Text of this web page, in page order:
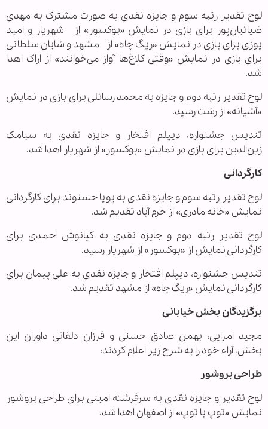
لوح تقدیر رتبه سوم و جایزه نقدی به صورت مشترک به مهدی
ضیائیان‌‎پور برای بازی در نمایش «بوکسور» از شهریار و امید
یوزی برای بازی در نمایش «ریگ چاه» از مشهد و شایان سلطانی
برای بازی در نمایش «وقتی کلاغ‌ها آواز می‌خوانند» از اراک اهدا
شد.
لوح تقدیر رتبه دوم و جایزه به محمد رسائلی برای بازی در نمایش
«آشیانه» از رشت رسید.
تندیس جشنواره، دیپلم افتخار و جایزه نقدی به سیامک
زین‌الدین برای بازی در نمایش «بوکسور» از شهریار اهدا شد.
کارگردانی
لوح تقدیر رتبه سوم و جایزه نقدی به پویا حسنوند برای کارگردانی
نمایش «خانه مادری» از خرم آباد تقدیم شد.
لوح تقدیر رتبه دوم و جایزه نقدی به کیانوش احمدی برای
کارگردانی نمایش از «بوکسور» از شهریار رسید.
تندیس جشنواره، دیپلم افتخار و جایزه نقدی به علی پیمان برای
کارگردانی نمایش «ریگ چاه» از مشهد تقدیم شد.
برگزیدگان بخش خیابانی
مجید امرایی، بهمن صادق حسنی و فرزان دلفانی داوران این
بخش، آراء خود را به شرح زیر اعلام کردند:
طراحی بروشور
لوح تقدیر و جایزه نقدی به سرفرشته امینی برای طراحی بروشور
نمایش «توپ با توپ» از اصفهان اهدا شد.